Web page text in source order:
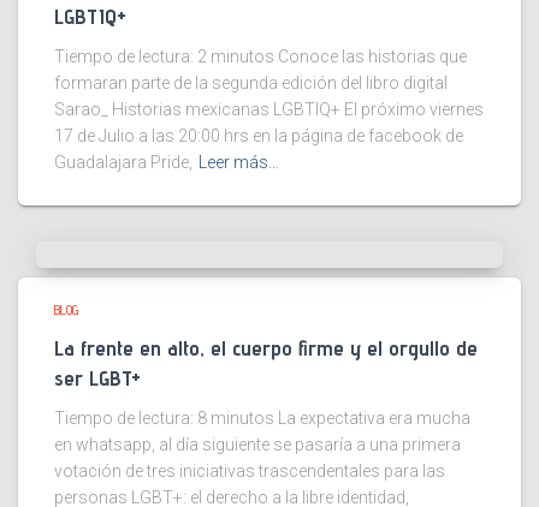
LGBTIQ+
Tiempo de lectura: 2 minutos Conoce las historias que
formaran parte de la segunda edición del libro digital
Sarao_ Historias mexicanas LGBTIQ+ El próximo viernes
17 de Julio a las 20:00 hrs en la página de facebook de
Guadalajara Pride,
Leer más…
BLOG
La frente en alto, el cuerpo firme y el orgullo de
ser LGBT+
Tiempo de lectura: 8 minutos La expectativa era mucha
en whatsapp, al día siguiente se pasaría a una primera
votación de tres iniciativas trascendentales para las
personas LGBT+: el derecho a la libre identidad,